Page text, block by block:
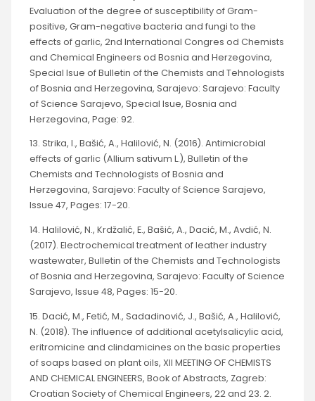
Evaluation of the degree of susceptibility of Gram-
positive, Gram-negative bacteria and fungi to the
effects of garlic, 2nd International Congres od Chemists
and Chemical Engineers od Bosnia and Herzegovina,
Special Isue of Bulletin of the Chemists and Tehnologists
of Bosnia and Herzegovina, Sarajevo: Sarajevo: Faculty
of Science Sarajevo, Special Isue, Bosnia and
Herzegovina, Page: 92.
13. Strika, I., Bašić, A., Halilović, N. (2016). Antimicrobial
effects of garlic (Allium sativum L.), Bulletin of the
Chemists and Technologists of Bosnia and
Herzegovina, Sarajevo: Faculty of Science Sarajevo,
Issue 47, Pages: 17-20.
14. Halilović, N., Krdžalić, E., Bašić, A., Dacić, M., Avdić, N.
(2017). Electrochemical treatment of leather industry
wastewater, Bulletin of the Chemists and Technologists
of Bosnia and Herzegovina, Sarajevo: Faculty of Science
Sarajevo, Issue 48, Pages: 15-20.
15. Dacić, M., Fetić, M., Sadadinović, J., Bašić, A., Halilović,
N. (2018). The influence of additional acetylsalicylic acid,
eritromicine and clindamicines on the basic properties
of soaps based on plant oils, XII MEETING OF CHEMISTS
AND CHEMICAL ENGINEERS, Book of Abstracts, Zagreb:
Croatian Society of Chemical Engineers, 22 and 23. 2.